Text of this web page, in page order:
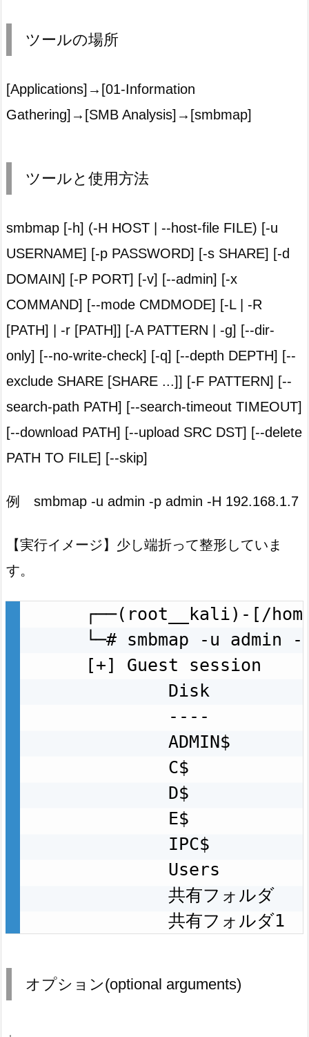
ツールの場所
[Applications]→[01-Information
Gathering]→[SMB Analysis]→[smbmap]
ツールと使用方法
smbmap [-h] (-H HOST | --host-file FILE) [-u
USERNAME] [-p PASSWORD] [-s SHARE] [-d
DOMAIN] [-P PORT] [-v] [--admin] [-x
COMMAND] [--mode CMDMODE] [-L | -R
[PATH] | -r [PATH]] [-A PATTERN | -g] [--dir-
only] [--no-write-check] [-q] [--depth DEPTH] [--
exclude SHARE [SHARE ...]] [-F PATTERN] [--
search-path PATH] [--search-timeout TIMEOUT]
[--download PATH] [--upload SRC DST] [--delete
PATH TO FILE] [--skip]
例 smbmap -u admin -p admin -H 192.168.1.7
【実行イメージ】少し端折って整形していま
す。
┌──(root__kali)-[/
└─# smbmap -u admin
[+] Guest
Disk
----
ADMIN$
C$
D$
E$
IPC$
Users
共有フォルダ
共有フォルダ1
オプション(optional arguments)